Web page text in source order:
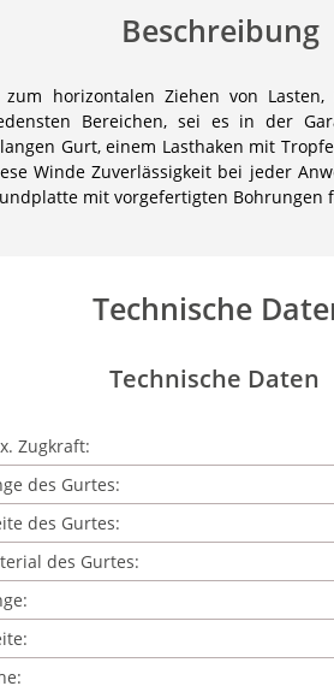
Beschreibung
horizontalen Ziehen von
Bereichen, sei es in der
Gurt, einem Lasthaken mit
Winde Zuverlässigkeit bei jeder
mit vorgefertigten Bohrungen
Technische
Technische Daten
Zugkraft:
des Gurtes:
des Gurtes:
des Gurtes: